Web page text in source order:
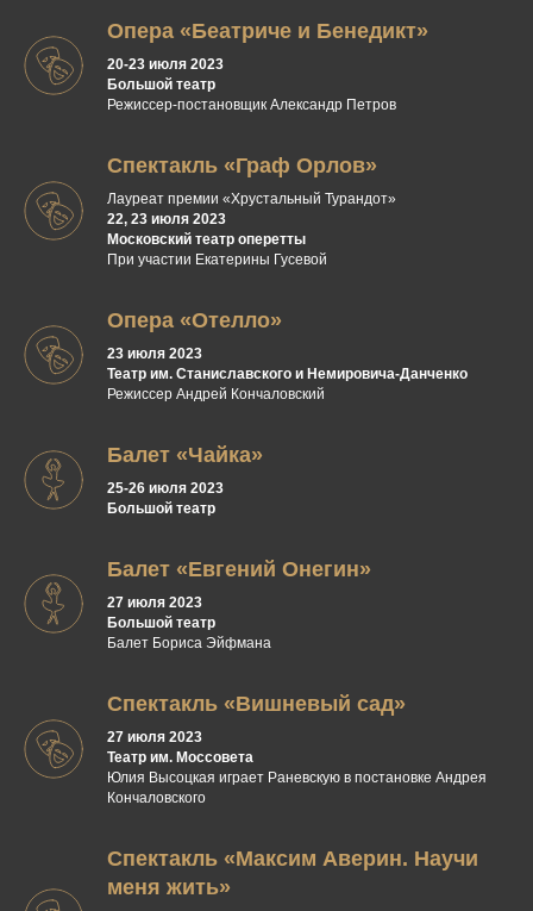
Опера «Беатриче и Бенедикт»
20-23 июля 2023
Большой театр
Режиссер-постановщик Александр Петров
Спектакль «Граф Орлов»
Лауреат премии «Хрустальный Турандот»
22, 23 июля 2023
Московский театр оперетты
При участии Екатерины Гусевой
Опера «Отелло»
23 июля 2023
Театр им. Станиславского и Немировича-Данченко
Режиссер Андрей Кончаловский
Балет «Чайка»
25-26 июля 2023
Большой театр
Балет «Евгений Онегин»
27 июля 2023
Большой театр
Балет Бориса Эйфмана
Спектакль «Вишневый сад»
27 июля 2023
Театр им. Моссовета
Юлия Высоцкая играет Раневскую в постановке Андрея
Кончаловского
Спектакль «Максим Аверин. Научи
меня жить»